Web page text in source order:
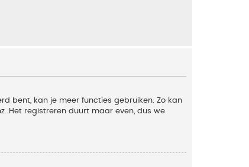
bent, kan je meer functies gebruiken. Zo kan
Het registreren duurt maar even, dus we